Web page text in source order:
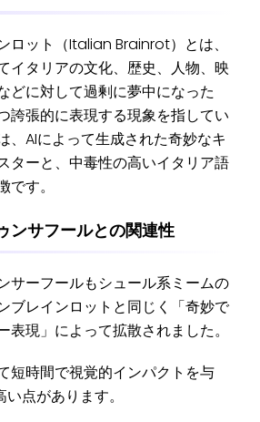
ロット（Italian Brainrot）とは、
イタリアの文化、歴史、人物、映
どに対して過剰に夢中になった
誇張的に表現する現象を指してい
、AIによって生成された奇妙なキ
ターと、中毒性の高いイタリア語
す。
ンサフールとの関連性
サーフールもシュール系ミームの
ブレインロットと同じく「奇妙で
表現」によって拡散されました。
短時間で視覚的インパクトを与
点があります。